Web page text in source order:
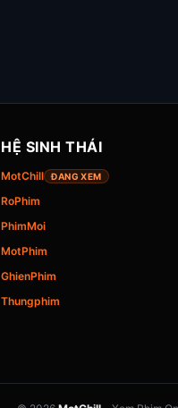
HỆ SINH THÁI
MotChill ĐANG XEM
RoPhim
PhimMoi
MotPhim
GhienPhim
Thungphim